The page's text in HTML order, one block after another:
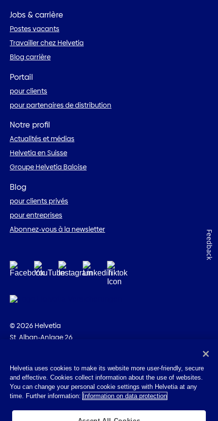
Jobs & carrière
Postes vacants
Travailler chez Helvetia
Blog carrière
Portail
pour clients
pour partenaires de distribution
Notre profil
Actualités et médias
Helvetia en Suisse
Groupe Helvetia Baloise
Blog
pour clients privés
pour entreprises
Abonnez-vous à la newsletter
© 2026 Helvetia
St. Alban-Anlage 26
Impressum
Indications juridiques
Helvetia uses cookies to make its website more user-friendly, secure
and effective. Cookies collect information about the use of websites.
You can change your personal cookie settings with Helvetia at any
time. Further information: Information on data protection
Feedback